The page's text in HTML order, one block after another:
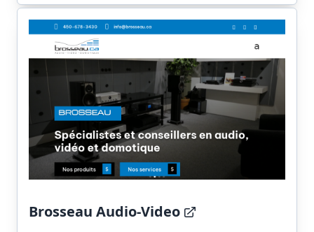
Brosseau Audio-Video